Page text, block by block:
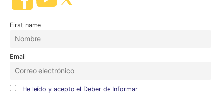
First name
Email
He leído y acepto el Deber de Informar